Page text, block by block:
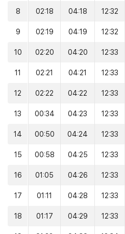
8 02:18 04:18 12:32
9 02:19 04:19 12:32
10 02:20 04:20 12:33
11 02:21 04:21 12:33
12 02:22 04:22 12:33
13 00:34 04:23 12:33
14 00:50 04:24 12:33
15 00:58 04:25 12:33
16 01:05 04:26 12:33
17 01:11 04:28 12:33
18 01:17 04:29 12:33